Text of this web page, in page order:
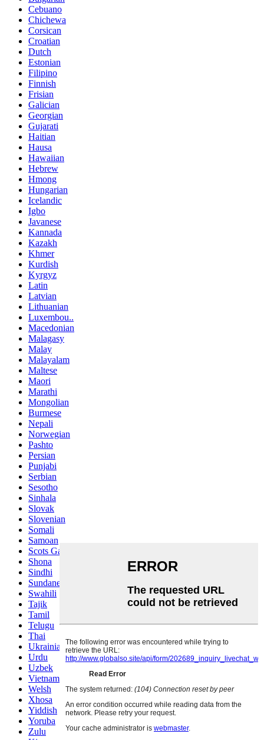
Cebuano
Chichewa
Corsican
Croatian
Dutch
Estonian
Filipino
Finnish
Frisian
Galician
Georgian
Gujarati
Haitian
Hausa
Hawaiian
Hebrew
Hmong
Hungarian
Icelandic
Igbo
Javanese
Kannada
Kazakh
Khmer
Kurdish
Kyrgyz
Latin
Latvian
Lithuanian
Luxembou..
Macedonian
Malagasy
Malay
Malayalam
Maltese
Maori
Marathi
Mongolian
Burmese
Nepali
Norwegian
Pashto
Persian
Punjabi
Serbian
Sesotho
Sinhala
Slovak
Slovenian
Somali
Samoan
Scots Gaelic
Shona
Sindhi
Sundanese
Swahili
Tajik
Tamil
Telugu
Thai
Ukrainian
Urdu
Uzbek
Vietnamese
Welsh
Xhosa
Yiddish
Yoruba
Zulu